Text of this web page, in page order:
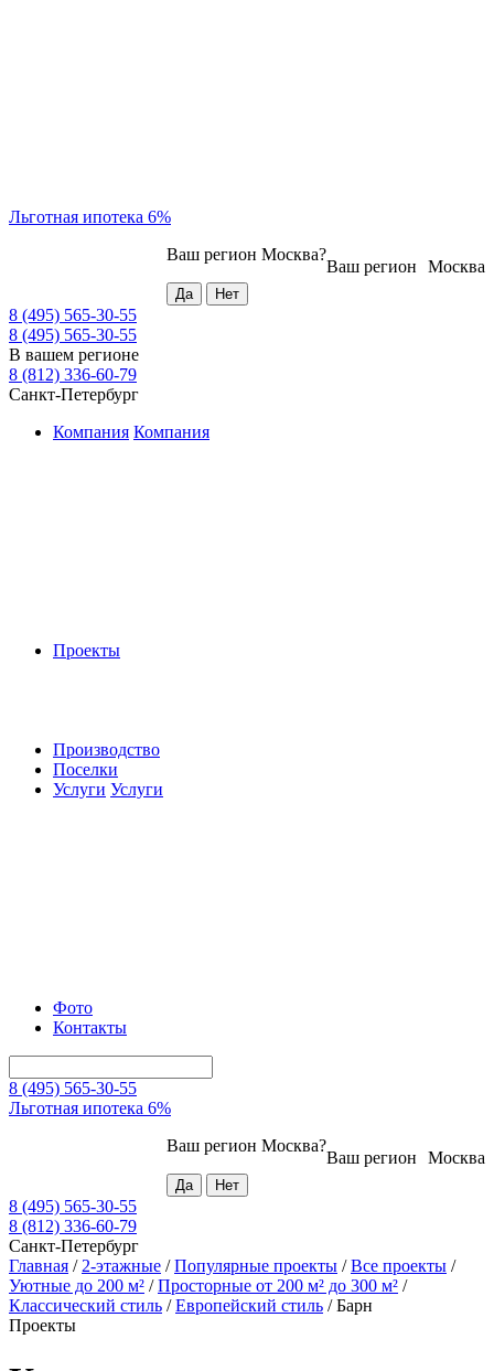
Льготная ипотека 6%
Москва
Ваш регион
Ваш регион Москва?
8 (495) 565-30-55
8 (495) 565-30-55
В вашем регионе
8 (812) 336-60-79
Санкт-Петербург
Компания Компания
Проекты
Производство
Поселки
Услуги Услуги
Фото
Контакты
8 (495) 565-30-55
Льготная ипотека 6%
Москва
Ваш регион
Ваш регион Москва?
8 (495) 565-30-55
8 (812) 336-60-79
Санкт-Петербург
Главная / 2-этажные /Популярные проекты /Все проекты /
Уютные до 200 м² /Просторные от 200 м² до 300 м² /
Классический стиль /Европейский стиль /Барн
Проекты